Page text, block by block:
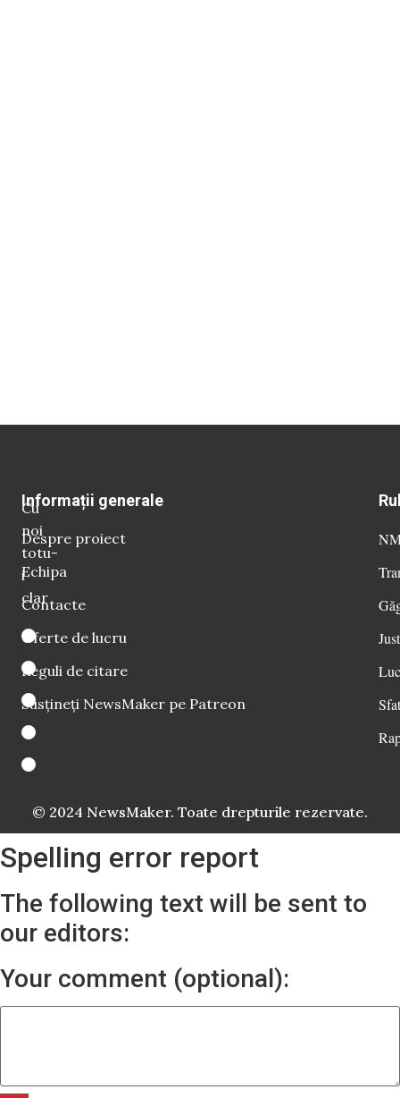
Cu
noi
totu-
i
clar
Informații generale
Despre proiect
Echipa
Contacte
Oferte de lucru
Reguli de citare
Susțineți NewsMaker pe Patreon
© 2024 NewsMaker. Toate drepturile rezervate.
Spelling error report
The following text will be sent to
our editors:
Your comment (optional):